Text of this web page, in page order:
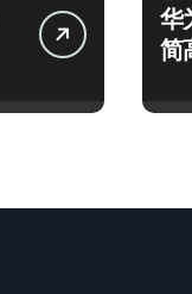
华
简